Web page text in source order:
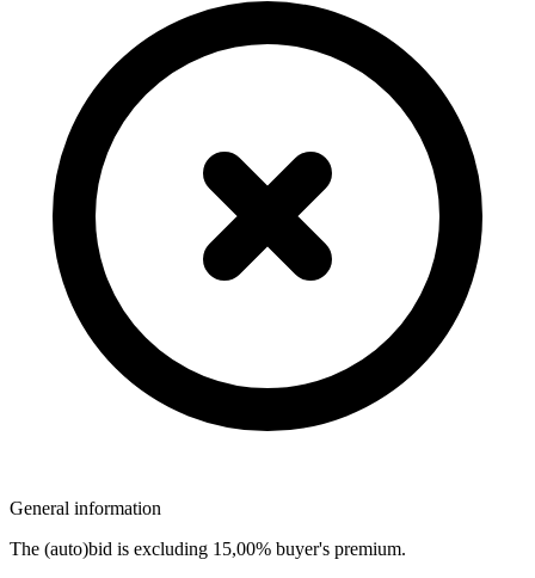
General information
The (auto)bid is excluding 15,00% buyer's premium.